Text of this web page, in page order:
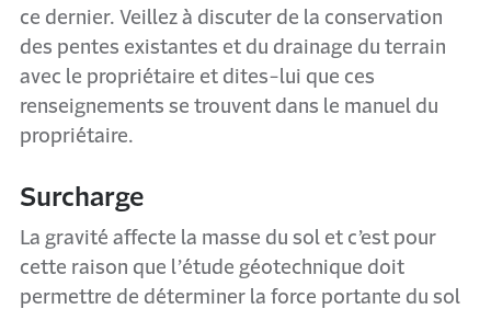
ce dernier. Veillez à discuter de la conservation
des pentes existantes et du drainage du terrain
avec le propriétaire et dites-lui que ces
renseignements se trouvent dans le manuel du
propriétaire.
Surcharge
La gravité affecte la masse du sol et c’est pour
cette raison que l’étude géotechnique doit
permettre de déterminer la force portante du sol